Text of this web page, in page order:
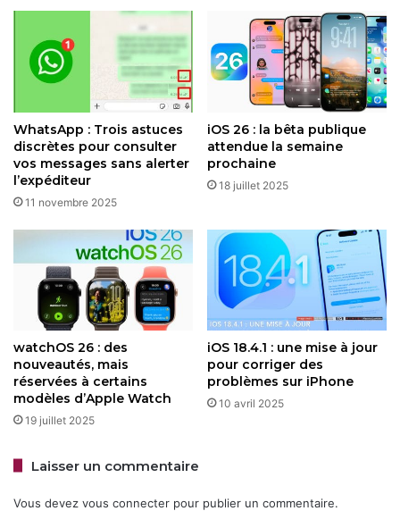
recherche, plus rien ne s’affichera sous vos yeux – ou ceux
des curieux. C’est rapide et efficace.
Cette option fait partie des nouveautés d’iOS 18.4. Il y en a
d’autres, comme la possibilité de mettre en pause un
téléchargement sur l’App Store pour le reprendre plus tard
sans tout recommencer. Si vous aimez personnaliser votre
expérience, prenez quelques minutes pour fouiller dans
les réglages après la mise à jour. Vous pourriez être
surpris par ce que vous trouvez !
Restez connecté via Google News
Suivez-nous pour les dernières mises à jour et guides.
WhatsApp : Trois astuces
discrètes pour consulter
vos messages sans alerter
l’expéditeur
11 novembre 2025
iOS 26 : la bêta publique
attendue la semaine
prochaine
18 juillet 2025
watchOS 26 : des
nouveautés, mais
réservées à certains
modèles d’Apple Watch
19 juillet 2025
iOS 18.4.1 : une mise à jour
pour corriger des
problèmes sur iPhone
10 avril 2025
Laisser un commentaire
Vous devez vous connecter pour publier un commentaire.